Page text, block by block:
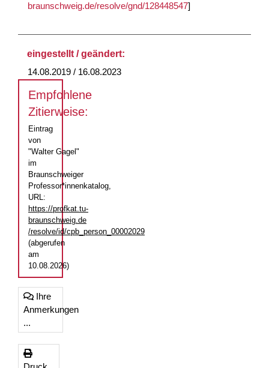
braunschweig.de/resolve/gnd/128448547]
eingestellt / geändert:
14.08.2019 / 16.08.2023
Empfohlene
Zitierweise:
Eintrag
von
"Walter Gagel"
im
Braunschweiger
Professor*innenkatalog,
URL:
https://profkat.tu-
braunschweig.de
/resolve/id/cpb_person_00002029
(abgerufen
am
10.08.2026)
Ihre
Anmerkungen
...